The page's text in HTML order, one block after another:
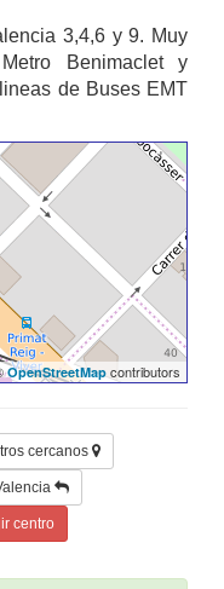
3,4,6 y 9. Muy
Benimaclet y
de Buses EMT
OpenStreetMap contributors
cercanos
centro